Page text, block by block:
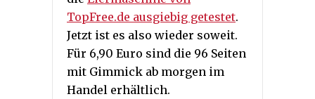
TopFree.de ausgiebig getestet.
Jetzt ist es also wieder soweit.
Für 6,90 Euro sind die 96 Seiten
mit Gimmick ab morgen im
Handel erhältlich.